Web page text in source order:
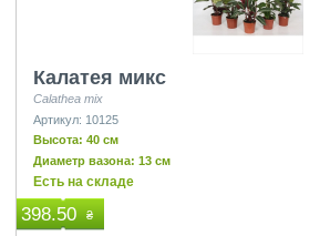
Калатея микс
Calathea mix
Артикул: 10125
Высота: 40 см
Диаметр вазона: 13 см
Есть на складе
398.50 ₴